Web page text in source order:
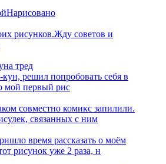
рисунков.Жду советов и
тред
решил попробовать себя в
мой первый рис
совместно комикс запилили.
связанных с ним
время рассказать о моём
рисунок уже 2 раза, н